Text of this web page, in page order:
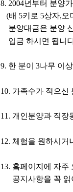
8. 2004년부터 분양
(배 5키로 5상자,오
분양대금은 분양
입금 하시면 됩니
9. 한 분이 3나무 이
10. 가족수가 적으신
11. 개인분양과 직장
12. 체험을 원하시거
13. 홈페이지에 자주
공지사항을 꼭